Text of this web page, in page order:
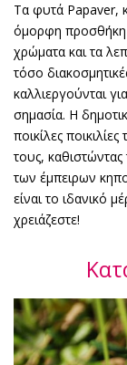
Τα φυτά Papaver,
όμορφη προσθήκη
χρώματα και τα
τόσο
καλλιεργούνται
σημασία. Η
ποικίλες
τους,
των έμπειρων
είναι το ιδανικό
χρειάζεστε!